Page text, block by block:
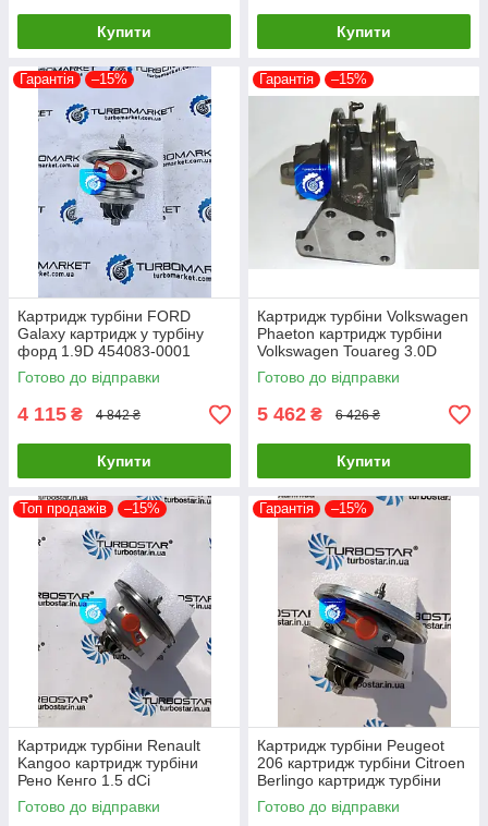
Купити Купити
Гарантія –15%
Картридж турбіни FORD
Galaxy картридж у турбіну
форд 1.9D 454083-0001
454065-0002 454082-0001
454097-1
Готово до відправки
4 115 ₴ 4 842 ₴
Купити
Гарантія –15%
Картридж турбіни Volkswagen
Phaeton картридж турбіни
Volkswagen Touareg 3.0D
53049700050 53049700054
Готово до відправки
5 462 ₴ 6 426 ₴
Купити
Топ продажів –15%
Картридж турбіни Renault
Kangoo картридж турбіни
Рено Кенго 1.5 dCi
54359700000
54359880000 54359700008
Готово до відправки
Гарантія –15%
Картридж турбіни Peugeot
206 картридж турбіни Citroen
Berlingo картридж турбіни
Mazda 3 1.6D 753420-0002
0375J
Готово до відправки